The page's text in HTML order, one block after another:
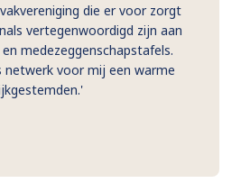
die er voor zorgt
vertegenwoordigd zijn aan
medezeggenschapstafels.
netwerk voor mij een warme